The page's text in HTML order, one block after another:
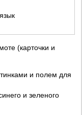
(карточки и
и полем для
и зеленого